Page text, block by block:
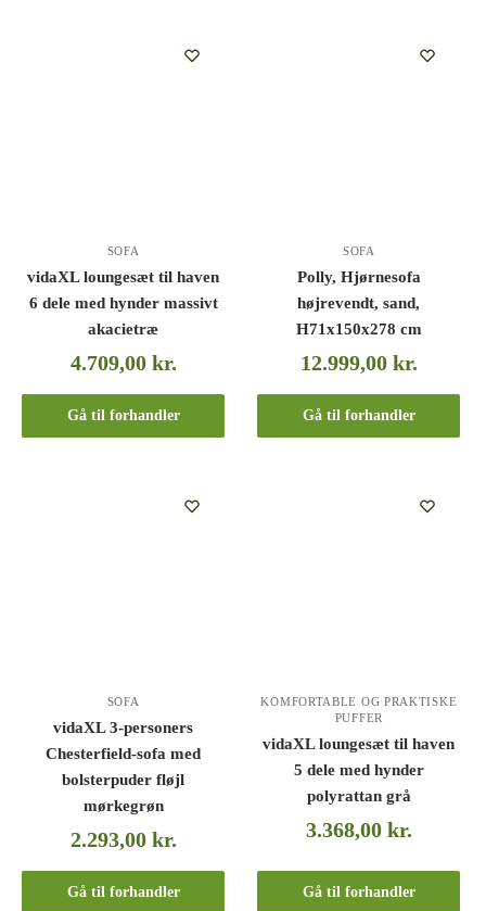
SOFA
vidaXL loungesæt til haven
6 dele med hynder massivt
akacietræ
4.709,00 kr.
Gå til forhandler
SOFA
Polly, Hjørnesofa
højrevendt, sand,
H71x150x278 cm
12.999,00 kr.
Gå til forhandler
SOFA
vidaXL 3-personers
Chesterfield-sofa med
bolsterpuder fløjl
mørkegrøn
2.293,00 kr.
Gå til forhandler
KOMFORTABLE OG PRAKTISKE
PUFFER
vidaXL loungesæt til haven
5 dele med hynder
polyrattan grå
3.368,00 kr.
Gå til forhandler